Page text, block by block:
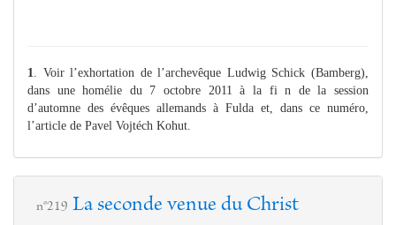
1
. Voir l’exhortation de l’archevêque Ludwig Schick (Bamberg),
dans une homélie du 7 octobre 2011 à la fi n de la session
d’automne des évêques allemands à Fulda et, dans ce numéro,
l’article de Pavel Vojtéch Kohut.
n°219 La seconde venue du Christ